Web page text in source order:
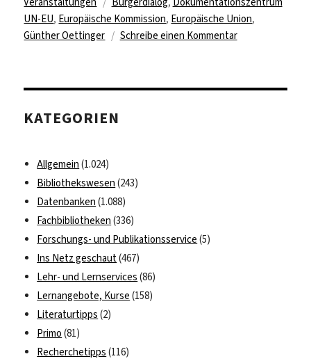
UN-EU, Europäische Kommission, Europäische Union,
Günther Oettinger
Schreibe einen Kommentarzu
für
KATEGORIEN
Allgemein (1.024)
Bibliothekswesen (243)
Datenbanken (1.088)
Fachbibliotheken (336)
Forschungs- und Publikationsservice (5)
Ins Netz geschaut(467)
Lehr- und Lernservices (86)
Lernangebote, Kurse (158)
Literaturtipps (2)
Primo (81)
Recherchetipps (116)